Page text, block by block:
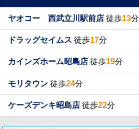
ヤオコー 西武立川駅前店 徒歩13分
ドラッグセイムス 徒歩17分
カインズホーム昭島店 徒歩19分
モリタウン 徒歩24分
ケーズデンキ昭島店 徒歩22分